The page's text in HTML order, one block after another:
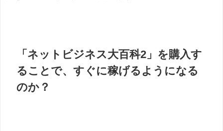
「ネットビジネス大百科2」を購入す
ることで、すぐに稼げるようになる
のか？